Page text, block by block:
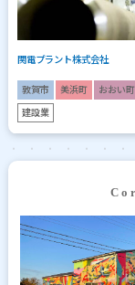
関電プラント株式会社
敦賀市 美浜町 おおい町
建設業